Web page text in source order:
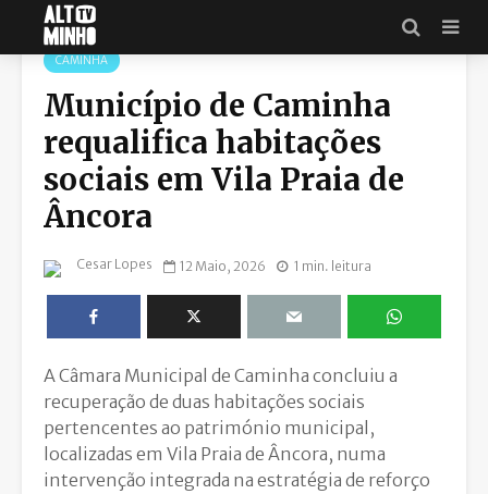
CAMINHA
Município de Caminha
requalifica habitações
sociais em Vila Praia de
Âncora
Cesar Lopes 12 Maio, 2026 1 min. leitura
ACâmara Municipal de Caminha concluiu a
recuperação de duas habitações sociais
pertencentes ao património municipal,
localizadas em Vila Praia de Âncora, numa
intervenção integrada na estratégia de reforço